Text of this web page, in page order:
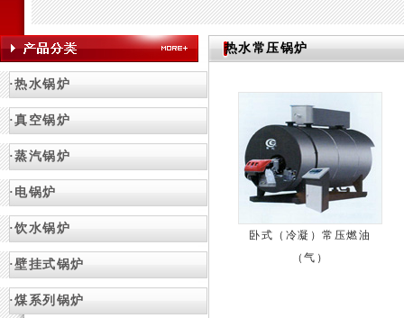
·热水锅炉
·真空锅炉
·蒸汽锅炉
·电锅炉
·饮水锅炉
·壁挂式锅炉
·煤系列锅炉
热水常压锅炉
卧式（冷凝）常压燃油
（气）